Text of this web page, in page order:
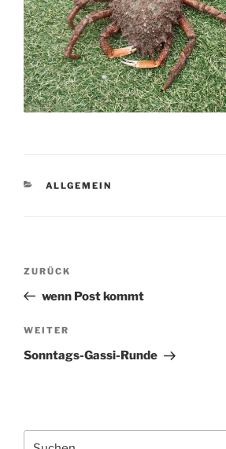
KATEGORIEN
ALLGEMEIN
Beitragsnavigation
Vorheriger
Beitrag
ZURÜCK
wenn Post kommt
Nächster
Beitrag
WEITER
Sonntags-Gassi-Runde